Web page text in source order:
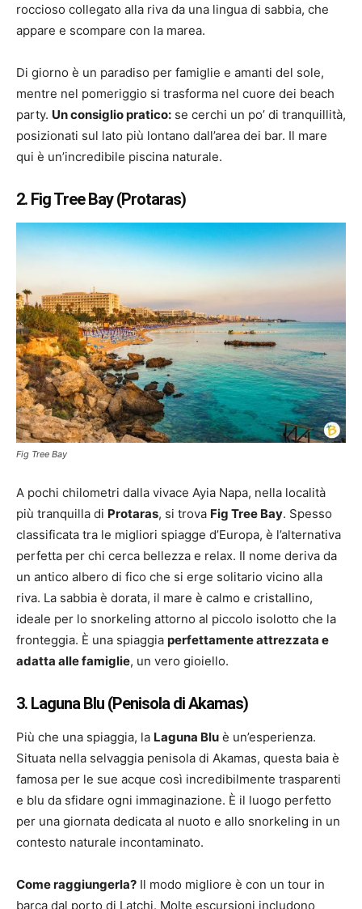
roccioso collegato alla riva da una lingua di sabbia, che
appare e scompare con la marea.
Di giorno è un paradiso per famiglie e amanti del sole,
mentre nel pomeriggio si trasforma nel cuore dei beach
party. Un consiglio pratico: se cerchi un po’ di tranquillità,
posizionati sul lato più lontano dall’area dei bar. Il mare
qui è un’incredibile piscina naturale.
2. Fig Tree Bay (Protaras)
Fig Tree Bay
A pochi chilometri dalla vivace Ayia Napa, nella località
più tranquilla di Protaras, si trova Fig Tree Bay. Spesso
classificata tra le migliori spiagge d’Europa, è l’alternativa
perfetta per chi cerca bellezza e relax. Il nome deriva da
un antico albero di fico che si erge solitario vicino alla
riva. La sabbia è dorata, il mare è calmo e cristallino,
ideale per lo snorkeling attorno al piccolo isolotto che la
fronteggia. È una spiaggia perfettamente attrezzata e
adatta alle famiglie, un vero gioiello.
3. Laguna Blu (Penisola di Akamas)
Più che una spiaggia, la Laguna Blu è un’esperienza.
Situata nella selvaggia penisola di Akamas, questa baia è
famosa per le sue acque così incredibilmente trasparenti
e blu da sfidare ogni immaginazione. È il luogo perfetto
per una giornata dedicata al nuoto e allo snorkeling in un
contesto naturale incontaminato.
Come raggiungerla? Il modo migliore è con un tour in
barca dal porto di Latchi. Molte escursioni includono